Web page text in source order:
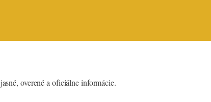
overené a oficiálne informácie.